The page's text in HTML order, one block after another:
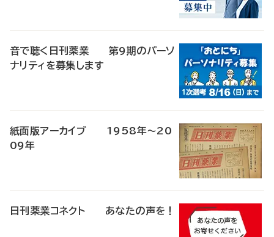
音で聴く日刊薬業 第9期のパーソ
ナリティを募集します
紙面版アーカイブ 1958年～20
09年
日刊薬業コネクト あなたの声を！